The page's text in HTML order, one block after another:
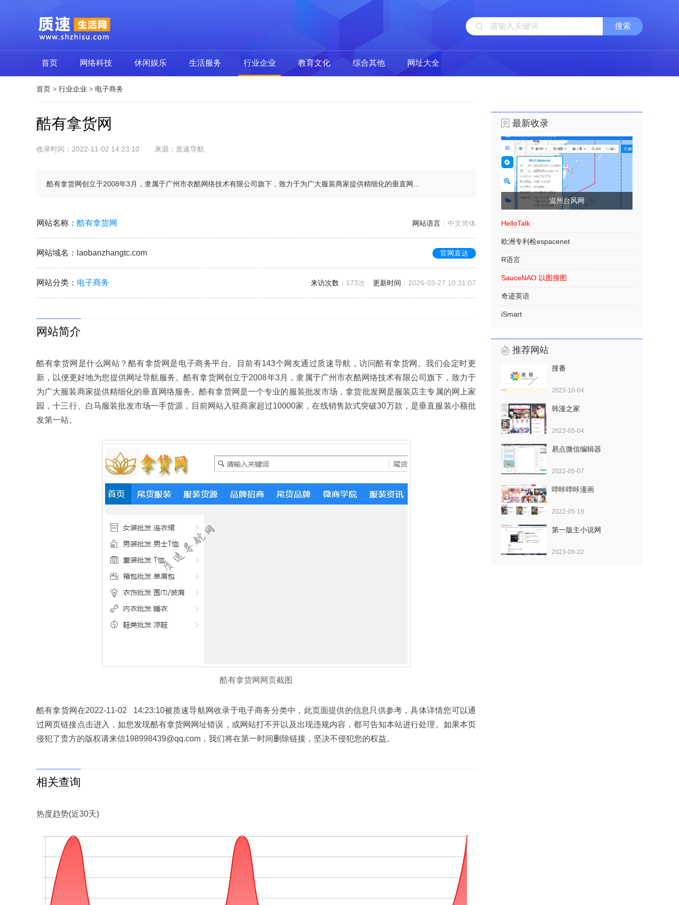
首页 网络科技 休闲娱乐 生活服务 行业企业 教育文化 综合其他 网址大全
首页 > 行业企业 > 电子商务
酷有拿货网
收录时间：2022-11-02 14:23:10 来源：质速导航
酷有拿货网创立于2008年3月，隶属于广州市衣酷网络技术有限公司旗下，致力于为广大服装商家提供精细化的垂直网...
网站名称 ： 酷有拿货网 网站语言 ：中文简体
网站域名 ：laobanzhangtc.com 官网直达
网站分类 ： 电子商务 来访次数 ： 173次 更新时间 ：2026-03-27 10:31:07
网站简介
酷有拿货网是什么网站？酷有拿货网是电子商务平台。目前有143个网友通过质速导航，访问酷有拿货网。我们会定时更
新，以便更好地为您提供网址导航服务。酷有拿货网创立于2008年3月，隶属于广州市衣酷网络技术有限公司旗下，致力于
为广大服装商家提供精细化的垂直网络服务。酷有拿货网是一个专业的服装批发市场，拿货批发网是服装店主专属的网上家
园，十三行、白马服装批发市场一手货源，目前网站入驻商家超过10000家，在线销售款式突破30万款，是垂直服装小额批
发第一站。
酷有拿货网网页截图
酷有拿货网在2022-11-02 14:23:10被质速导航网收录于电子商务分类中，此页面提供的信息只供参考，具体详情您可以通
过网页链接点击进入，如您发现酷有拿货网网址错误，或网站打不开以及出现违规内容，都可告知本站进行处理。如果本页
侵犯了贵方的版权请来信198998439@qq.com，我们将在第一时间删除链接，坚决不侵犯您的权益。
相关查询
热度趋势(近30天)
最新收录
温州台风网
HelloTalk
欧洲专利检espacenet
R语言
SauceNAO 以图搜图
奇迹英语
iSmart
推荐网站
搜番
2023-10-04
韩漫之家
2023-05-04
易点微信编辑器
2022-05-07
哔咔哔咔漫画
2022-05-19
第一版主小说网
2023-09-22